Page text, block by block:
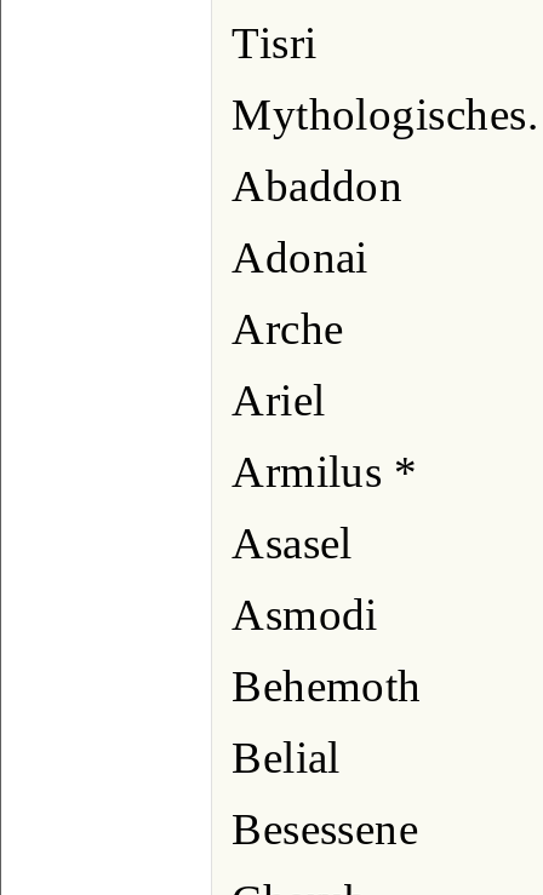
Tisri
Mythologisches.
Abaddon
Adonai
Arche
Ariel
Armilus *
Asasel
Asmodi
Behemoth
Belial
Besessene